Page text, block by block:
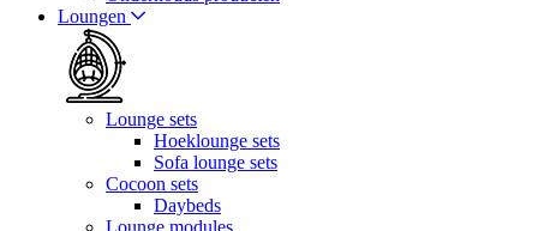
Loungen
Lounge sets
Hoeklounge sets
Sofa lounge sets
Cocoon sets
Daybeds
Lounge modules